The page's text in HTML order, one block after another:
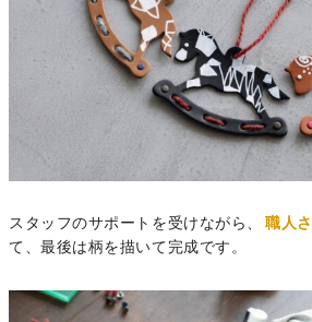
スタッフのサポートを受けながら、 職人
て、最後は柄を描いて完成です。